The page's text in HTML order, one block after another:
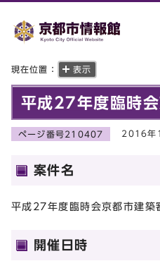
現在位置： 表示
平成27年度臨時
ページ番号210407 2016年
案件名
平成27年度臨時会京都市建築
開催日時